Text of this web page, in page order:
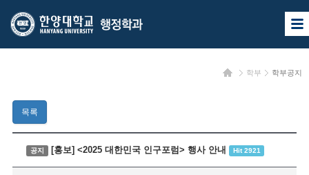
한
양
교
양
행
정
사
이
열
홈 학부 학부공지
목록
공지 [홍보] <2025 대한민국 인구포럼> 행사 안내 Hit 2921